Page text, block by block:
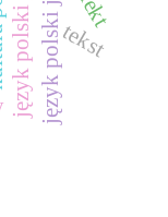
tekst